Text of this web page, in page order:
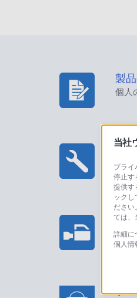
製
個人
修
プ
法人
ソ
当社
プラ
停止す
提供す
ック
ださ
ては、
詳細に
個人情